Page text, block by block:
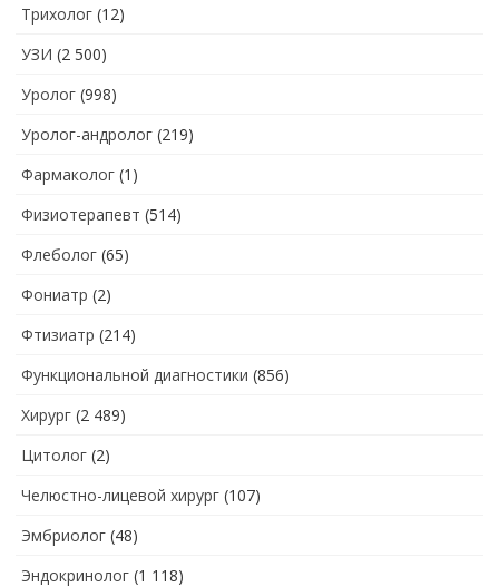
Трихолог (12)
УЗИ (2 500)
Уролог (998)
Уролог-андролог (219)
Фармаколог (1)
Физиотерапевт (514)
Флеболог (65)
Фониатр (2)
Фтизиатр (214)
Функциональной диагностики (856)
Хирург (2 489)
Цитолог (2)
Челюстно-лицевой хирург (107)
Эмбриолог (48)
Эндокринолог (1 118)